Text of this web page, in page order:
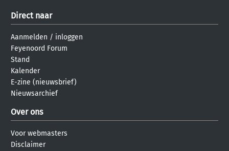
Direct naar
Aanmelden / inloggen
Feyenoord Forum
Stand
Kalender
E-zine (nieuwsbrief)
Nieuwsarchief
Over ons
Voor webmasters
Disclaimer